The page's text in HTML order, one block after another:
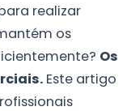
realizar
os
Os
Este artigo